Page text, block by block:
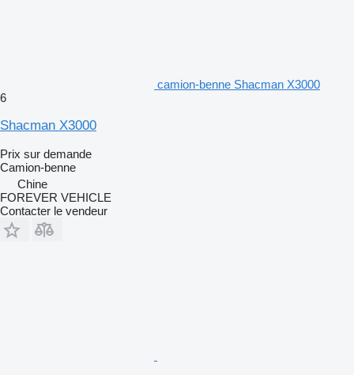
camion-benne Shacman X3000
6
Shacman X3000
Prix sur demande
Camion-benne
Chine
FOREVER VEHICLE
Contacter le vendeur